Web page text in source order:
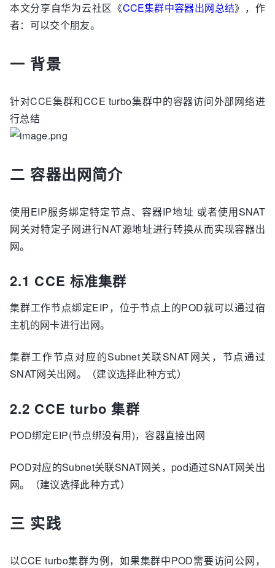
本文分享自华为云社区《CCE集群中容器出网总结》，作
者：可以交个朋友。
一 背景
针对CCE集群和CCE turbo集群中的容器访问外部网络进
行总结
二 容器出网简介
使用EIP服务绑定特定节点、容器IP地址 或者使用SNAT
网关对特定子网进行NAT源地址进行转换从而实现容器出
网。
2.1 CCE 标准集群
集群工作节点绑定EIP，位于节点上的POD就可以通过宿
主机的网卡进行出网。
集群工作节点对应的Subnet关联SNAT网关，节点通过
SNAT网关出网。（建议选择此种方式）
2.2 CCE turbo 集群
POD绑定EIP(节点绑没有用)，容器直接出网
POD对应的Subnet关联SNAT网关，pod通过SNAT网关出
网。（建议选择此种方式）
三 实践
以CCE turbo集群为例，如果集群中POD需要访问公网，